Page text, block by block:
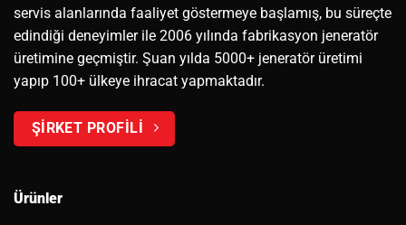
servis alanlarında faaliyet göstermeye başlamış, bu süreçte
edindiği deneyimler ile 2006 yılında fabrikasyon jeneratör
üretimine geçmiştir. Şuan yılda 5000+ jeneratör üretimi
yapıp 100+ ülkeye ihracat yapmaktadır.
ŞİRKET PROFİLİ
Ürünler